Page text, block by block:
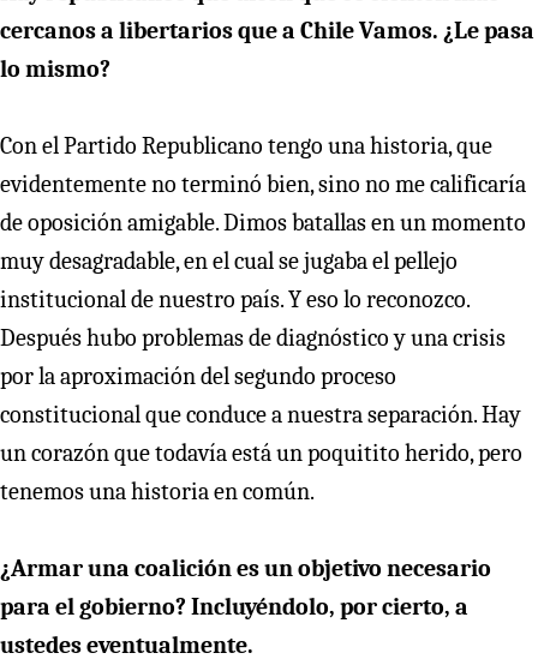
cercanos a libertarios que a Chile Vamos. ¿Le pasa
lo mismo?
Con el Partido Republicano tengo una historia, que
evidentemente no terminó bien, sino no me calificaría
de oposición amigable. Dimos batallas en un momento
muy desagradable, en el cual se jugaba el pellejo
institucional de nuestro país. Y eso lo reconozco.
Después hubo problemas de diagnóstico y una crisis
por la aproximación del segundo proceso
constitucional que conduce a nuestra separación. Hay
un corazón que todavía está un poquitito herido, pero
tenemos una historia en común.
¿Armar una coalición es un objetivo necesario
para el gobierno? Incluyéndolo, por cierto, a
ustedes eventualmente.